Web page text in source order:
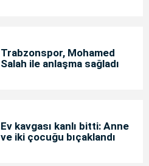
Trabzonspor, Mohamed
Salah ile anlaşma sağladı
Ev kavgası kanlı bitti: Anne
ve iki çocuğu bıçaklandı